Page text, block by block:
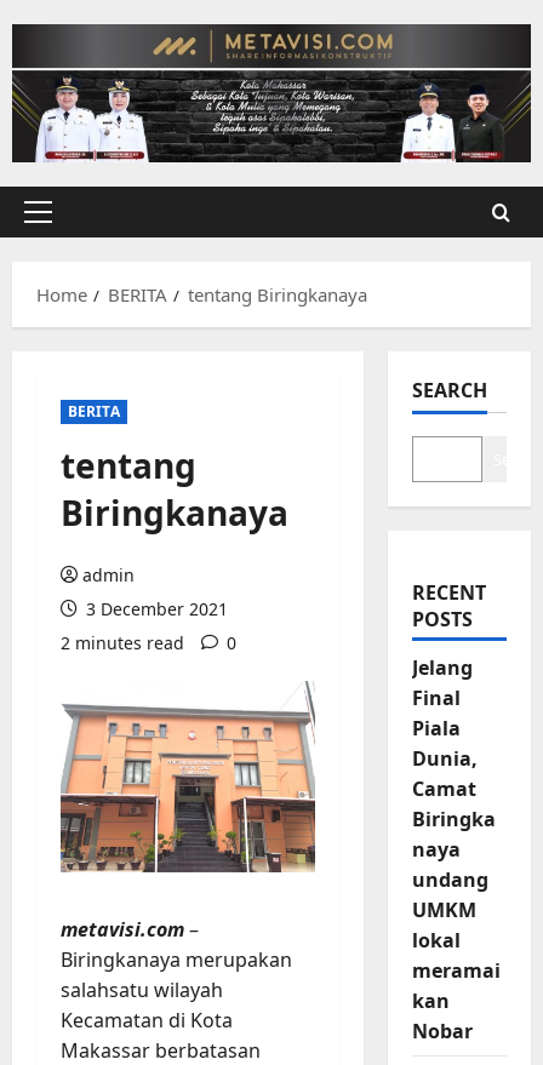
content
Primary
Home
BERITA tentang Biringkanaya
BERITA
tentang
Biringkanaya
admin
3 December 2021
2 minutes read
0
metavisi.com–
Biringkanaya merupakan
salahsatu wilayah
Kecamatan di Kota
Makassar berbatasan
SEARCH
RECENT
POSTS
Jelang
Final
Piala
Dunia,
Camat
Biringka
naya
undang
UMKM
lokal
meramai
kan
Nobar